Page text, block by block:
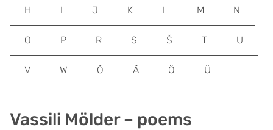
Vassili Mölder – poems
H I J K L M N
O P R S Š T U
V W Õ Ä Ö Ü